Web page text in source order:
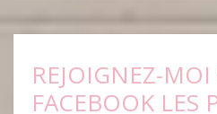
REJOIGNEZ-MOI
FACEBOOK LES